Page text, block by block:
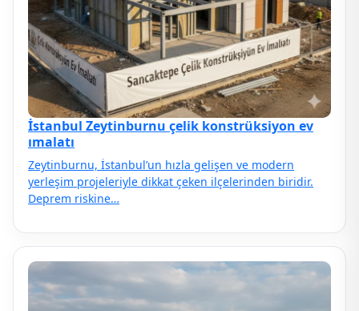
İstanbul Zeytinburnu çelik konstrüksiyon ev
ımalatı
Zeytinburnu, İstanbul’un hızla gelişen ve modern
yerleşim projeleriyle dikkat çeken ilçelerinden biridir.
Deprem riskine…